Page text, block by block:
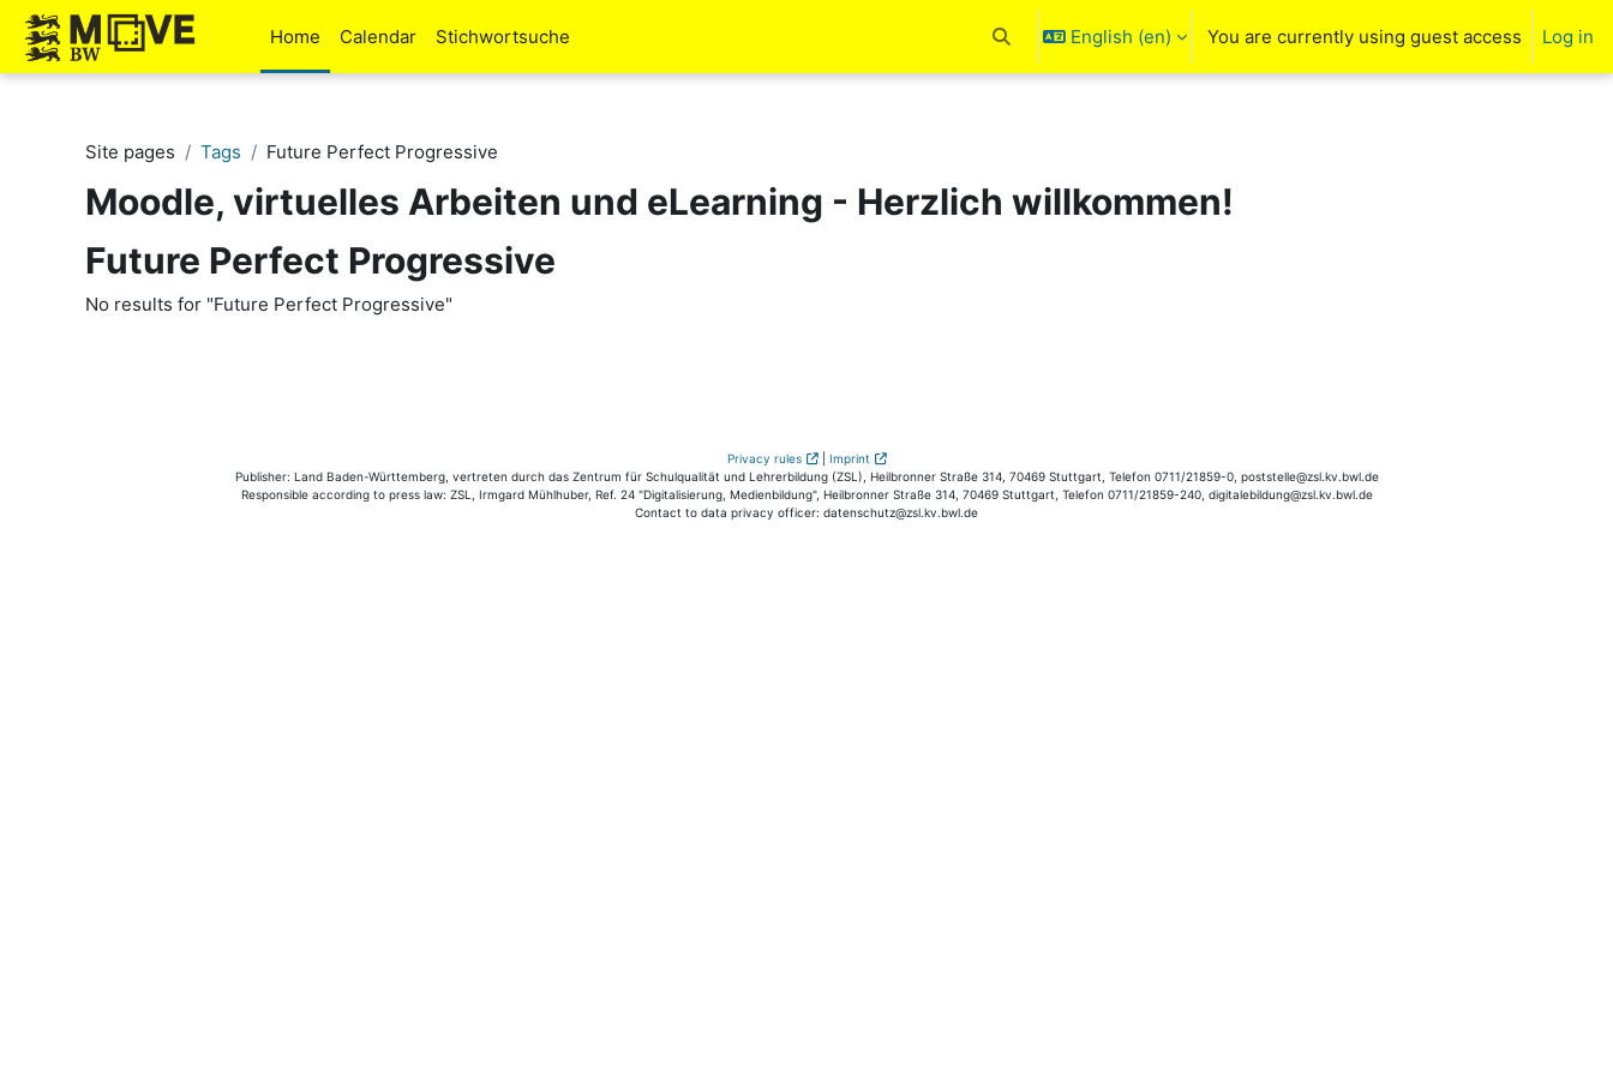
Skip to main content
Home
Calendar Stichwortsuche Toggle search input
English ‎(en)‎ You are currently using guest access Log in
Site pages Tags Future Perfect Progressive
Moodle, virtuelles Arbeiten und eLearning - Herzlich willkommen!
Future Perfect Progressive
No results for "Future Perfect Progressive"
Privacy rules | Imprint
Publisher: Land Baden-Württemberg, vertreten durch das Zentrum für Schulqualität und Lehrerbildung (ZSL), Heilbronner Straße 314, 70469 Stuttgart, Telefon 0711/21859-0, poststelle@zsl.kv.bwl.de
Responsible according to press law: ZSL, Irmgard Mühlhuber, Ref. 24 "Digitalisierung, Medienbildung", Heilbronner Straße 314, 70469 Stuttgart, Telefon 0711/21859-240, digitalebildung@zsl.kv.bwl.de
Contact to data privacy officer: datenschutz@zsl.kv.bwl.de